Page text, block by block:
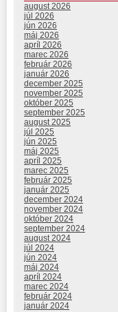
august 2026
júl 2026
jún 2026
máj 2026
apríl 2026
marec 2026
február 2026
január 2026
december 2025
november 2025
október 2025
september 2025
august 2025
júl 2025
jún 2025
máj 2025
apríl 2025
marec 2025
február 2025
január 2025
december 2024
november 2024
október 2024
september 2024
august 2024
júl 2024
jún 2024
máj 2024
apríl 2024
marec 2024
február 2024
január 2024